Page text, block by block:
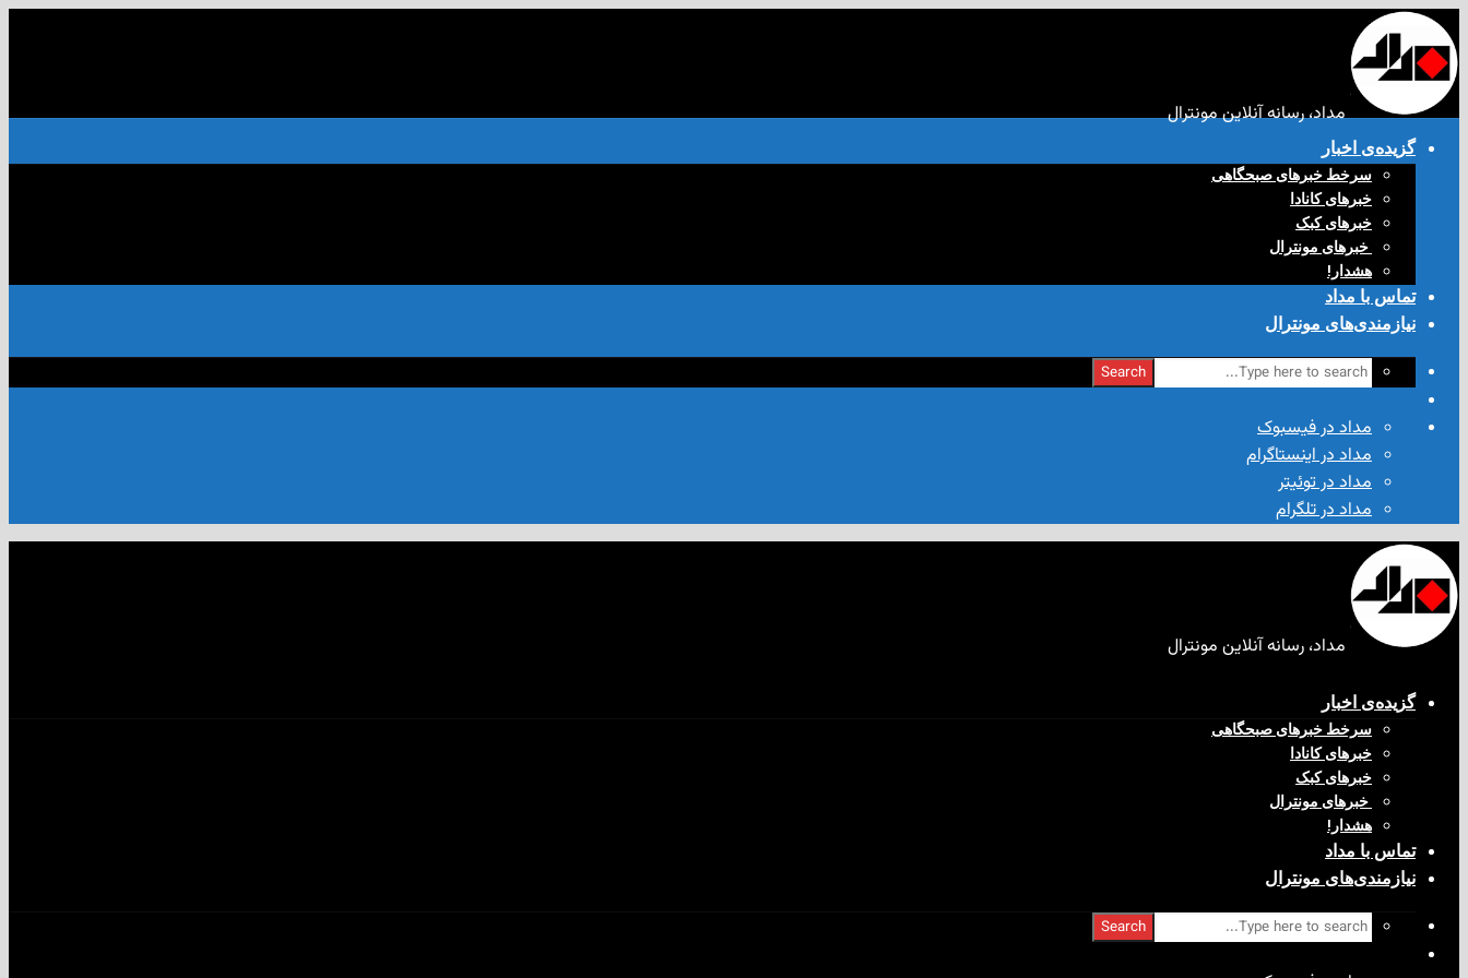
مداد، رسانه آنلاین مونترال
گزیده‌ی‌ اخبار
سرخط خبرهای صبحگاهی
خبرهای کانادا
خبرهای کبک
‌ خبرهای مونترال
هشدار!
تماس با مداد
نیازمندی‌های مونترال
Search
مداد در فیسبوک
مداد در اینستاگرام
مداد در توئیتر
مداد در تلگرام
مداد، رسانه آنلاین مونترال
گزیده‌ی‌ اخبار
سرخط خبرهای صبحگاهی
خبرهای کانادا
خبرهای کبک
‌ خبرهای مونترال
هشدار!
تماس با مداد
نیازمندی‌های مونترال
Search